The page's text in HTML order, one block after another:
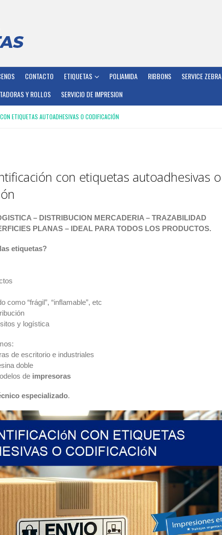
CONTACTO ETIQUETAS POLIAMIDA RIBBONS
SERVICE ZEBRA
Y ROLLOS SERVICIO DE IMPRESION
ETIQUETAS AUTOADHESIVAS O CODIFICACIÓN
con etiquetas autoadhesivas o
– DISTRIBUCION MERCADERIA – TRAZABILIDAD
PLANAS – IDEAL PARA TODOS LOS PRODUCTOS.
etiquetas?
como “frágil”, “inflamable”, etc
y logística
de escritorio e industriales
doble
de impresoras
especializado.